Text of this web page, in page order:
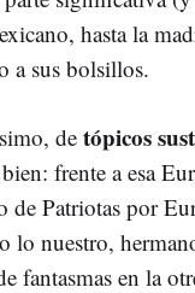
hasta la
a sus bolsillos.
de tópicos
frente a esa
de Patriotas por
lo nuestro,
fantasmas en la